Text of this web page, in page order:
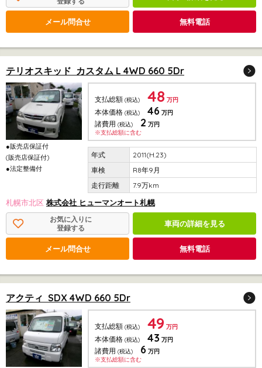
メール問合せ 無料電話
テリオスキッド カスタム L 4WD 660 5Dr
●販売店保証付
(販売店保証付)
●法定整備付
支払総額 (税込) 48 万円
本体価格 (税込) 46 万円
諸費用 (税込) 2 万円
※支払総額に含む
2011(H.23)
R8年9月
7.9万km
札幌市北区 株式会社 ヒューマンオート札幌
お気に入りに
登録する
車両の詳細を見る
メール問合せ 無料電話
アクティ SDX 4WD 660 5Dr
支払総額 (税込) 49 万円
本体価格 (税込) 43 万円
諸費用 (税込) 6 万円
※支払総額に含む